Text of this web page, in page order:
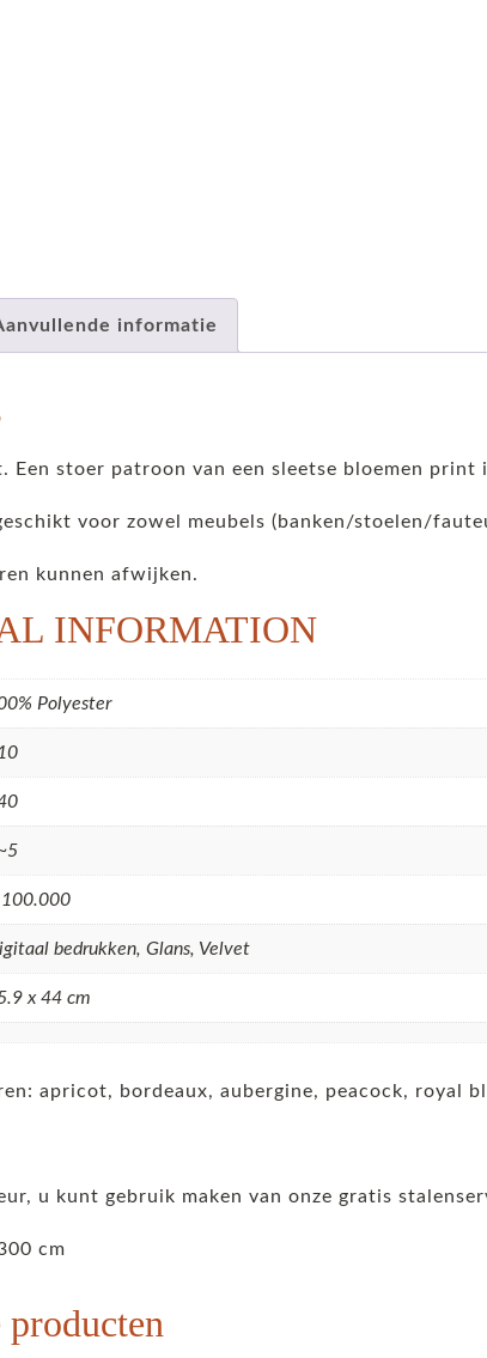
informatie
Een stoer patroon van een sleetse bloemen print
voor zowel meubels (banken/stoelen/
kunnen afwijken.
INFORMATION
Polyester
bedrukken, Glans, Velvet
x 44 cm
apricot, bordeaux, aubergine, peacock, royal
u kunt gebruik maken van onze gratis
cm
producten